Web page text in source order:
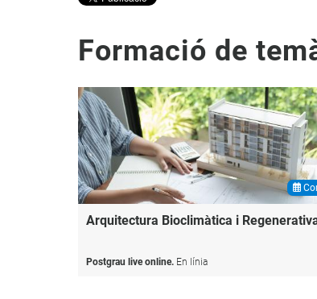
Formació de
Arquitectura Bioclimàtica i
Postgrau live online. En línia